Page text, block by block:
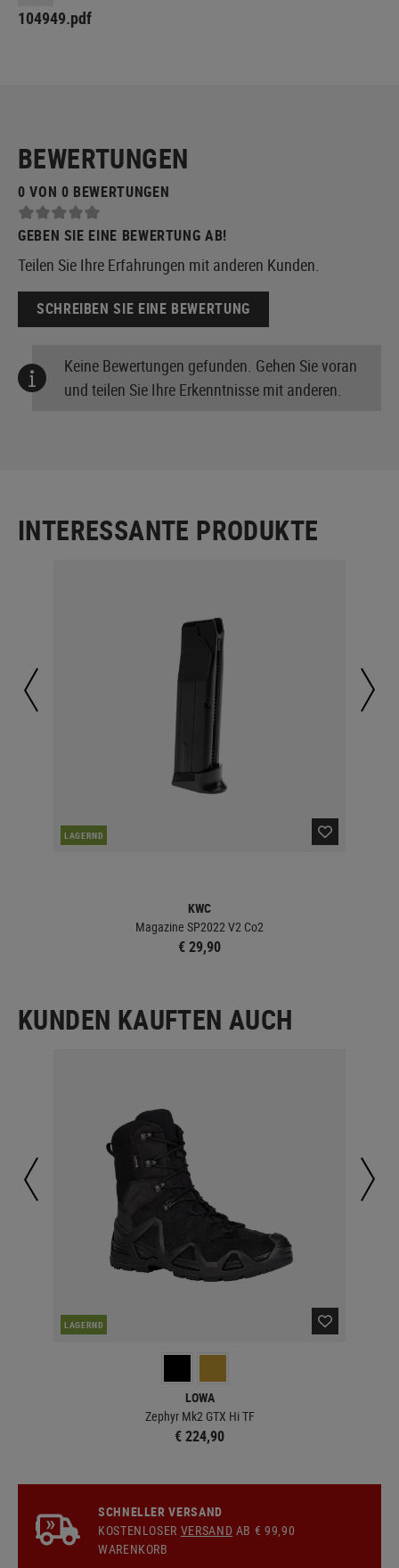
104949.pdf
BEWERTUNGEN
0 VON 0 BEWERTUNGEN
GEBEN SIE EINE BEWERTUNG AB!
Teilen Sie Ihre Erfahrungen mit anderen Kunden.
SCHREIBEN SIE EINE BEWERTUNG
Keine Bewertungen gefunden. Gehen Sie voran
und teilen Sie Ihre Erkenntnisse mit anderen.
INTERESSANTE PRODUKTE
LAGERND
KWC
Magazine SP2022 V2 Co2
€ 29,90
KUNDEN KAUFTEN AUCH
LAGERND
LOWA
Zephyr Mk2 GTX Hi TF
€ 224,90
SCHNELLER VERSAND
KOSTENLOSER VERSAND AB € 99,90
WARENKORB